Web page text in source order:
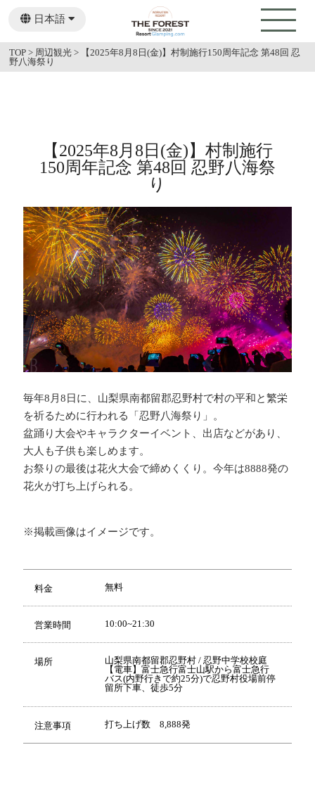
日本語
English
TOP > 周辺観光 >
【2025年8月8日(金)】村制施行150周年記念 第48回 忍
野八海祭り
【2025年8月8日(金)】村制施行
150周年記念 第48回 忍野八海祭
り
毎年8月8日に、山梨県南都留郡忍野村で村の平和と繁栄
を祈るために行われる「忍野八海祭り」。
盆踊り大会やキャラクターイベント、出店などがあり、
大人も子供も楽しめます。
お祭りの最後は花火大会で締めくくり。今年は8888発の
花火が打ち上げられる。
※掲載画像はイメージです。
料金 無料
営業時間 10:00~21:30
場所
山梨県南都留郡忍野村 / 忍野中学校校庭
【電車】富士急行富士山駅から富士急行
バス(内野行きで約25分)で忍野村役場前停
留所下車、徒歩5分
注意事項 打ち上げ数 8,888発